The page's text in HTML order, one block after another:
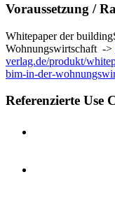
Voraussetzung /
Whitepaper der
Wohnungswirtschaft ->
verlag.de/produkt/
bim-in-der-
Referenzierte Use